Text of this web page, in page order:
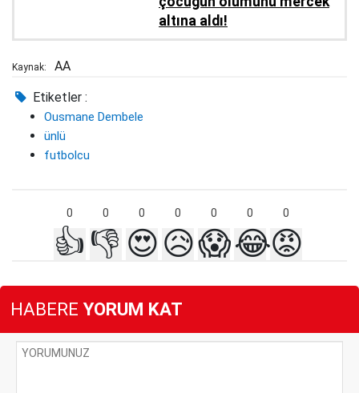
altına aldı!
Kaynak: AA
Etiketler :
Ousmane Dembele
ünlü
futbolcu
0 0 0 0 0 0 0
👍 👎 😍😥😱😂😡
HABERE YORUM KAT